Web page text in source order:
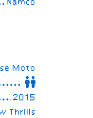
Namco
Moto
2015
Thrills